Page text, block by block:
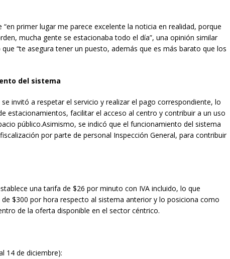
“en primer lugar me parece excelente la noticia en realidad, porque
mucha gente se estacionaba todo el día”, una opinión similar
“te asegura tener un puesto, además que es más barato que los
del sistema
se invitó a respetar el servicio y realizar el pago correspondiente, lo
estacionamientos, facilitar el acceso al centro y contribuir a un uso
público.Asimismo, se indicó que el funcionamiento del sistema
por parte de personal Inspección General, para contribuir
una tarifa de $26 por minuto con IVA incluido, lo que
$300 por hora respecto al sistema anterior y lo posiciona como
de la oferta disponible en el sector céntrico.
14 de diciembre):